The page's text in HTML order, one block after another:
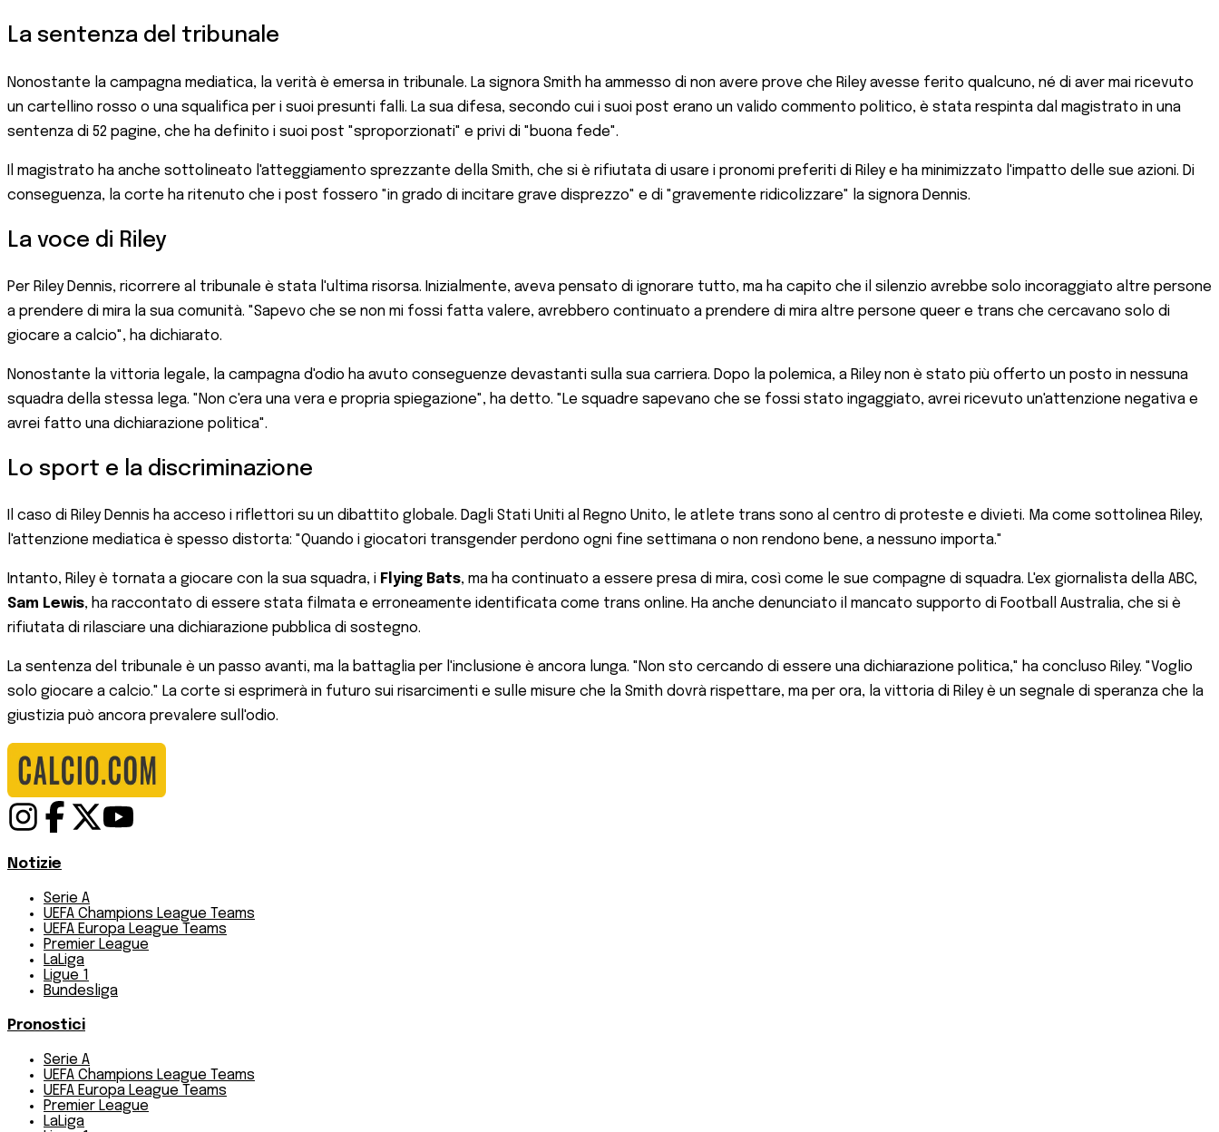
La sentenza del tribunale
Nonostante la campagna mediatica, la verità è emersa in tribunale. La signora Smith ha ammesso di non avere prove che Riley avesse ferito qualcuno, né di aver mai ricevuto
un cartellino rosso o una squalifica per i suoi presunti falli. La sua difesa, secondo cui i suoi post erano un valido commento politico, è stata respinta dal magistrato in una
sentenza di 52 pagine, che ha definito i suoi post "sproporzionati" e privi di "buona fede".
Il magistrato ha anche sottolineato l'atteggiamento sprezzante della Smith, che si è rifiutata di usare i pronomi preferiti di Riley e ha minimizzato l'impatto delle sue azioni. Di
conseguenza, la corte ha ritenuto che i post fossero "in grado di incitare grave disprezzo" e di "gravemente ridicolizzare" la signora Dennis.
La voce di Riley
Per Riley Dennis, ricorrere al tribunale è stata l'ultima risorsa. Inizialmente, aveva pensato di ignorare tutto, ma ha capito che il silenzio avrebbe solo incoraggiato altre persone
a prendere di mira la sua comunità. "Sapevo che se non mi fossi fatta valere, avrebbero continuato a prendere di mira altre persone queer e trans che cercavano solo di
giocare a calcio", ha dichiarato.
Nonostante la vittoria legale, la campagna d'odio ha avuto conseguenze devastanti sulla sua carriera. Dopo la polemica, a Riley non è stato più offerto un posto in nessuna
squadra della stessa lega. "Non c'era una vera e propria spiegazione", ha detto. "Le squadre sapevano che se fossi stato ingaggiato, avrei ricevuto un'attenzione negativa e
avrei fatto una dichiarazione politica".
Lo sport e la discriminazione
Il caso di Riley Dennis ha acceso i riflettori su un dibattito globale. Dagli Stati Uniti al Regno Unito, le atlete trans sono al centro di proteste e divieti. Ma come sottolinea Riley,
l'attenzione mediatica è spesso distorta: "Quando i giocatori transgender perdono ogni fine settimana o non rendono bene, a nessuno importa."
Intanto, Riley è tornata a giocare con la sua squadra, i Flying Bats, ma ha continuato a essere presa di mira, così come le sue compagne di squadra. L'ex giornalista della ABC,
Sam Lewis, ha raccontato di essere stata filmata e erroneamente identificata come trans online. Ha anche denunciato il mancato supporto di Football Australia, che si è
rifiutata di rilasciare una dichiarazione pubblica di sostegno.
La sentenza del tribunale è un passo avanti, ma la battaglia per l'inclusione è ancora lunga. "Non sto cercando di essere una dichiarazione politica," ha concluso Riley. "Voglio
solo giocare a calcio." La corte si esprimerà in futuro sui risarcimenti e sulle misure che la Smith dovrà rispettare, ma per ora, la vittoria di Riley è un segnale di speranza che la
giustizia può ancora prevalere sull'odio.
Notizie
Serie A
UEFA Champions League Teams
UEFA Europa League Teams
Premier League
LaLiga
Ligue 1
Bundesliga
Pronostici
Serie A
UEFA Champions League Teams
UEFA Europa League Teams
Premier League
LaLiga